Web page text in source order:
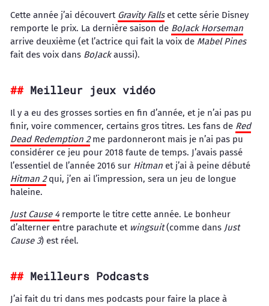
Cette année j’ai découvert Gravity Fallset cette série Disney
remporte le prix. La dernière saison de BoJack Horseman
arrive deuxième (et l’actrice qui fait la voix de Mabel Pines
fait des voix dans BoJackaussi).
Meilleur jeux vidéo
Il y a eu des grosses sorties en fin d’année, et je n’ai pas pu
finir, voire commencer, certains gros titres. Les fans de Red
Dead Redemption 2me pardonneront mais je n’ai pas pu
considérer ce jeu pour 2018 faute de temps. J’avais passé
l’essentiel de l’année 2016 sur Hitman et j’ai à peine débuté
Hitman 2qui, j’en ai l’impression, sera un jeu de longue
haleine.
Just Cause 4remporte le titre cette année. Le bonheur
d’alterner entre parachute et wingsuit(comme dans Just
Cause 3) est réel.
Meilleurs Podcasts
J’ai fait du tri dans mes podcasts pour faire la place à